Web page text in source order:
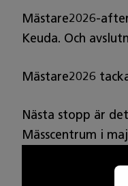
Mästare2026-
Keuda. Och
Mästare2026
Nästa stopp är
Mässcentrum i